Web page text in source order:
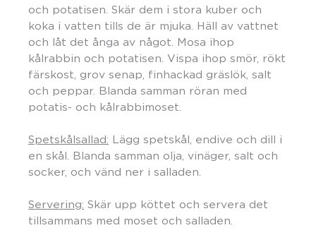
och potatisen. Skär dem i stora kuber och
koka i vatten tills de är mjuka. Häll av vattnet
och låt det ånga av något. Mosa ihop
kålrabbin och potatisen. Vispa ihop smör, rökt
färskost, grov senap, finhackad gräslök, salt
och peppar. Blanda samman röran med
potatis- och kålrabbimoset.
Spetskålsallad: Lägg spetskål, endive och dill i
en skål. Blanda samman olja, vinäger, salt och
socker, och vänd ner i salladen.
Servering: Skär upp köttet och servera det
tillsammans med moset och salladen.